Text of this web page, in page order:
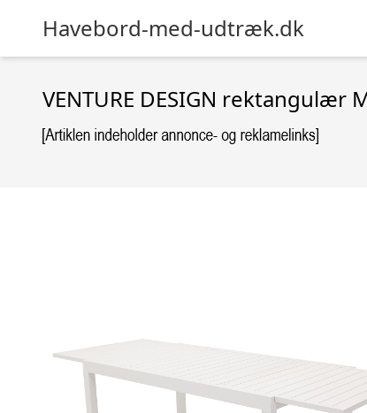
Havebord-med-udtræk.dk
VENTURE DESIGN